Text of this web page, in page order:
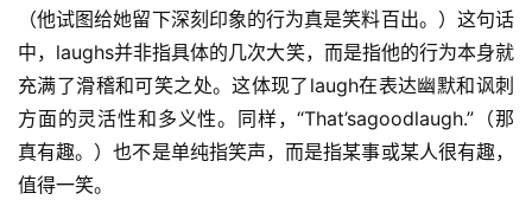
（他试图给她留下深刻印象的行为真是笑料百出。）这句话
中，laughs并非指具体的几次大笑，而是指他的行为本身就
充满了滑稽和可笑之处。这体现了laugh在表达幽默和讽刺
方面的灵活性和多义性。同样，“That’sagoodlaugh.”（那
真有趣。）也不是单纯指笑声，而是指某事或某人很有趣，
值得一笑。